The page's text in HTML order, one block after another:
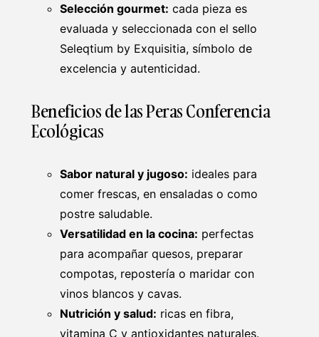
Selección gourmet: cada pieza es
evaluada y seleccionada con el sello
Seleqtium by Exquisitia, símbolo de
excelencia y autenticidad.
Beneficios de las Peras Conferencia
Ecológicas
Sabor natural y jugoso: ideales para
comer frescas, en ensaladas o como
postre saludable.
Versatilidad en la cocina: perfectas
para acompañar quesos, preparar
compotas, repostería o maridar con
vinos blancos y cavas.
Nutrición y salud: ricas en fibra,
vitamina C y antioxidantes naturales.